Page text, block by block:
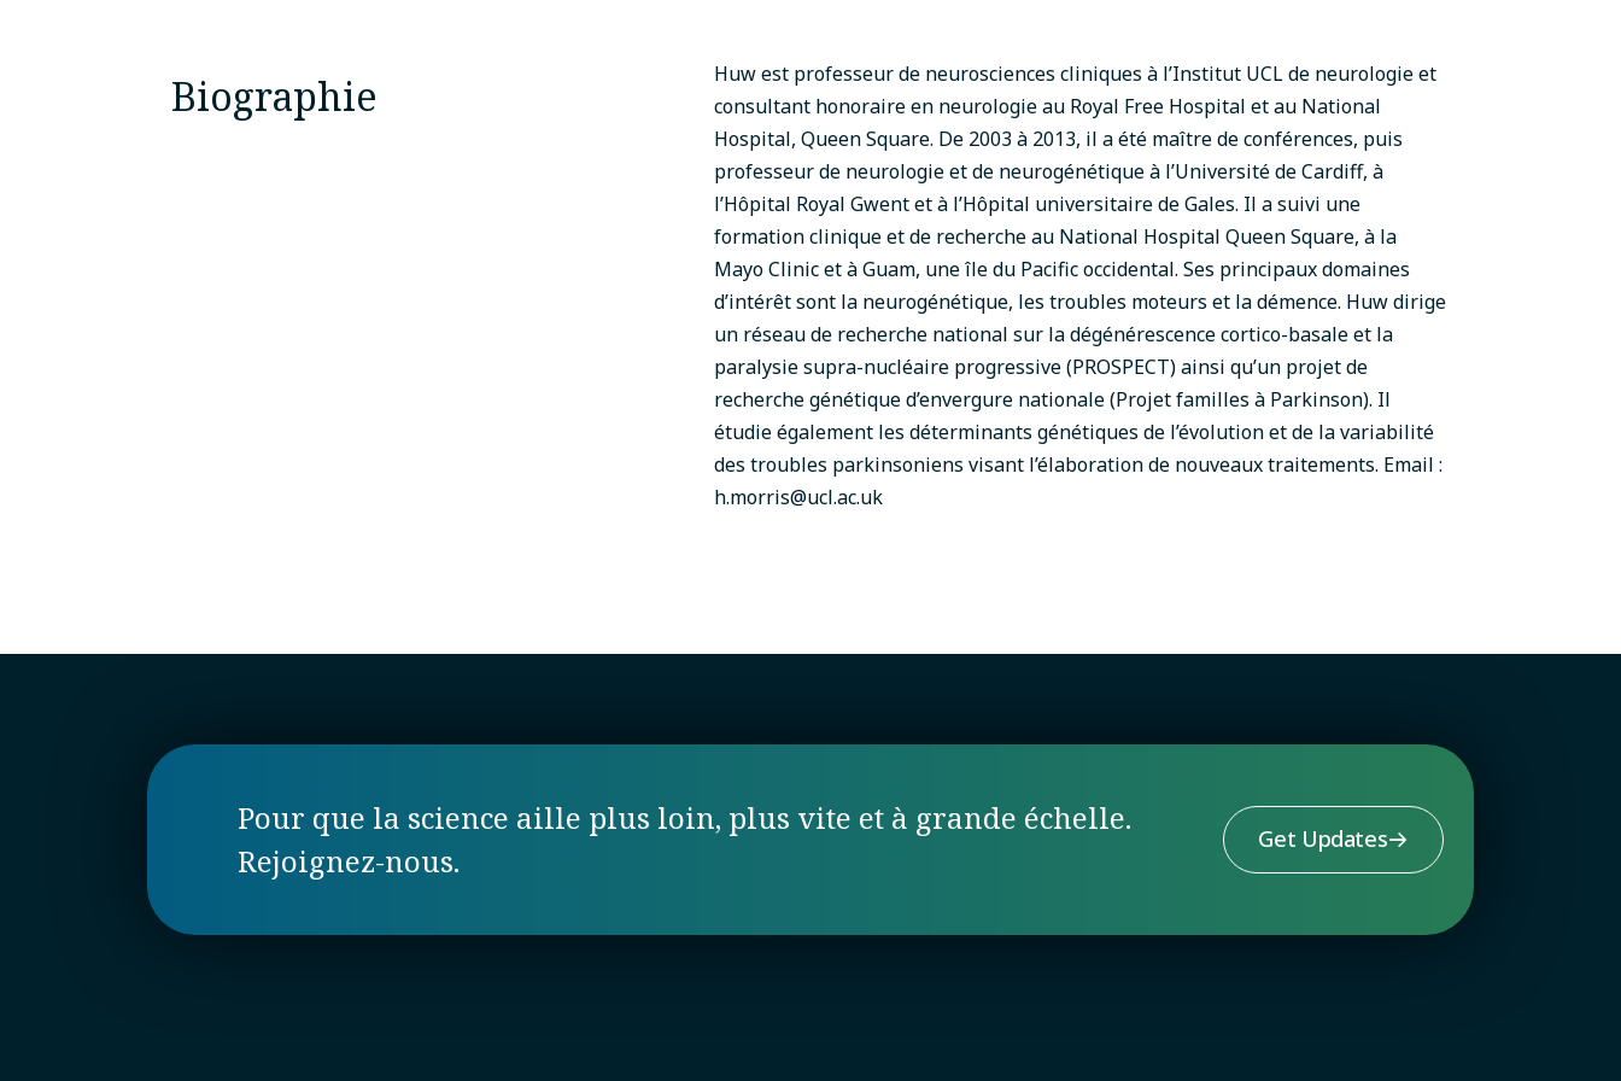
Biographie
Huw est professeur de neurosciences cliniques à l’Institut UCL de neurologie et
consultant honoraire en neurologie au Royal Free Hospital et au National
Hospital, Queen Square. De 2003 à 2013, il a été maître de conférences, puis
professeur de neurologie et de neurogénétique à l’Université de Cardiff, à
l’Hôpital Royal Gwent et à l’Hôpital universitaire de Gales. Il a suivi une
formation clinique et de recherche au National Hospital Queen Square, à la
Mayo Clinic et à Guam, une île du Pacific occidental. Ses principaux domaines
d’intérêt sont la neurogénétique, les troubles moteurs et la démence. Huw dirige
un réseau de recherche national sur la dégénérescence cortico-basale et la
paralysie supra-nucléaire progressive (PROSPECT) ainsi qu’un projet de
recherche génétique d’envergure nationale (Projet familles à Parkinson). Il
étudie également les déterminants génétiques de l’évolution et de la variabilité
des troubles parkinsoniens visant l’élaboration de nouveaux traitements. Email :
h.morris@ucl.ac.uk
Pour que la science aille plus loin, plus vite et à grande échelle.
Rejoignez-nous.
Get Updates